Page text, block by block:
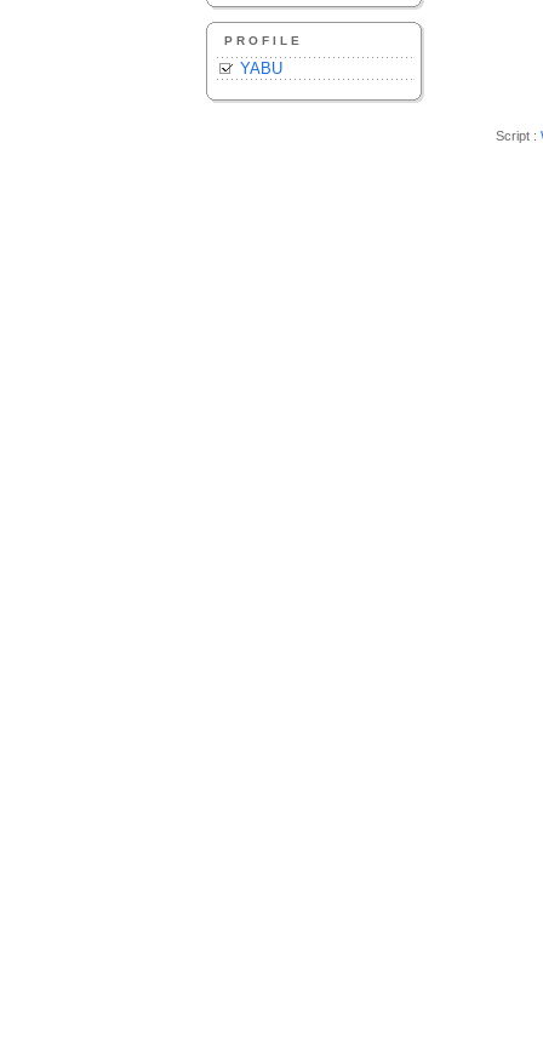
PROFILE
YABU
Script :